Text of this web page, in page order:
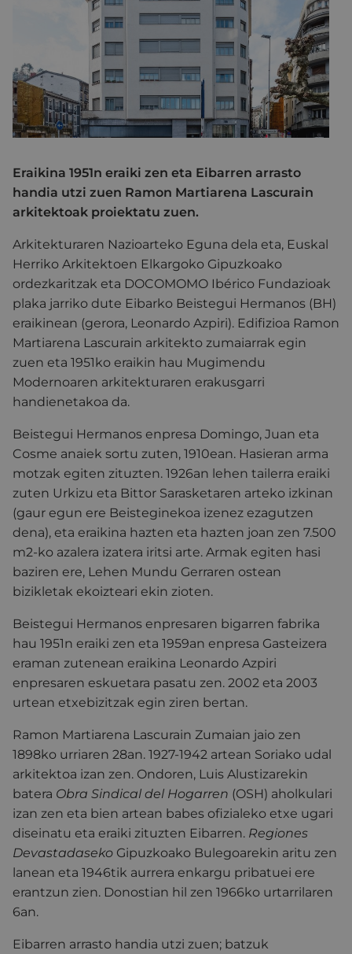
Eraikina 1951n eraiki zen eta Eibarren arrasto
handia utzi zuen Ramon Martiarena Lascurain
arkitektoak proiektatu zuen.
Arkitekturaren Nazioarteko Eguna dela eta, Euskal
Herriko Arkitektoen Elkargoko Gipuzkoako
ordezkaritzak eta DOCOMOMO Ibérico Fundazioak
plaka jarriko dute Eibarko Beistegui Hermanos (BH)
eraikinean (gerora, Leonardo Azpiri). Edifizioa Ramon
Martiarena Lascurain arkitekto zumaiarrak egin
zuen eta 1951ko eraikin hau Mugimendu
Modernoaren arkitekturaren erakusgarri
handienetakoa da.
Beistegui Hermanos enpresa Domingo, Juan eta
Cosme anaiek sortu zuten, 1910ean. Hasieran arma
motzak egiten zituzten. 1926an lehen tailerra eraiki
zuten Urkizu eta Bittor Sarasketaren arteko izkinan
(gaur egun ere Beisteginekoa izenez ezagutzen
dena), eta eraikina hazten eta hazten joan zen 7.500
m2-ko azalera izatera iritsi arte. Armak egiten hasi
baziren ere, Lehen Mundu Gerraren ostean
bizikletak ekoizteari ekin zioten.
Beistegui Hermanos enpresaren bigarren fabrika
hau 1951n eraiki zen eta 1959an enpresa Gasteizera
eraman zutenean eraikina Leonardo Azpiri
enpresaren eskuetara pasatu zen. 2002 eta 2003
urtean etxebizitzak egin ziren bertan.
Ramon Martiarena Lascurain Zumaian jaio zen
1898ko urriaren 28an. 1927-1942 artean Soriako udal
arkitektoa izan zen. Ondoren, Luis Alustizarekin
batera Obra Sindical del Hogarren (OSH) aholkulari
izan zen eta bien artean babes ofizialeko etxe ugari
diseinatu eta eraiki zituzten Eibarren. Regiones
Devastadaseko Gipuzkoako Bulegoarekin aritu zen
lanean eta 1946tik aurrera enkargu pribatuei ere
erantzun zien. Donostian hil zen 1966ko urtarrilaren
6an.
Eibarren arrasto handia utzi zuen; batzuk